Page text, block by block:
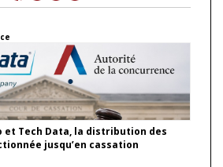
et Tech Data, la distribution des
jusqu’en cassation